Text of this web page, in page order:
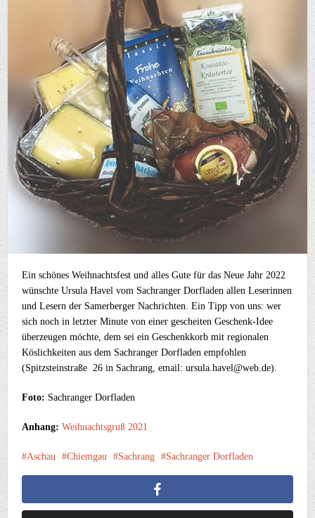
Ein schönes Weihnachtsfest und alles Gute für das Neue Jahr 2022
wünschte Ursula Havel vom Sachranger Dorfladen allen Leserinnen
und Lesern der Samerberger Nachrichten. Ein Tipp von uns: wer
sich noch in letzter Minute von einer gescheiten Geschenk-Idee
überzeugen möchte, dem sei ein Geschenkkorb mit regionalen
Köslichkeiten aus dem Sachranger Dorfladen empfohlen
(Spitzsteinstraße 26 in Sachrang, email: ursula.havel@web.de).
Foto: Sachranger Dorfladen
Anhang: Weihnachtsgruß 2021
Aschau Chiemgau Sachrang Sachranger Dorfladen